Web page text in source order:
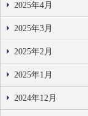
2025年4月
2025年3月
2025年2月
2025年1月
2024年12月